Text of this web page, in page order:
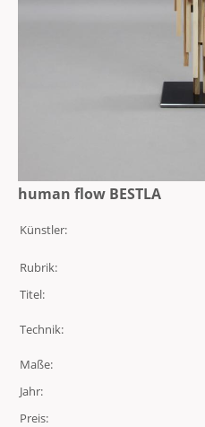
human flow BESTLA
Künstler:
Rubrik:
Titel:
Technik:
Maße:
Jahr:
Preis: